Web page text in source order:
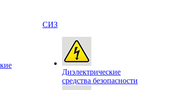
СИЗ
Диэлектрические
средства безопасности